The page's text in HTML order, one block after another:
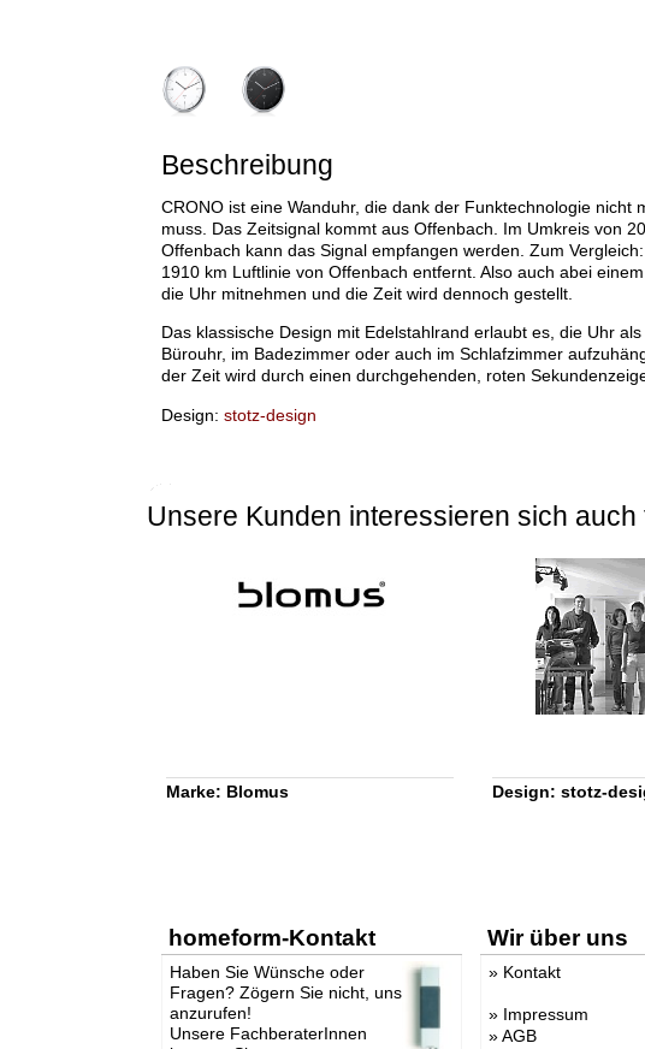
Beschreibung
CRONO ist eine Wanduhr, die dank der Funktechnologie nicht
muss. Das Zeitsignal kommt aus Offenbach. Im Umkreis von
Offenbach kann das Signal empfangen werden. Zum
1910 km Luftlinie von Offenbach entfernt. Also auch abei
die Uhr mitnehmen und die Zeit wird dennoch gestellt.
Das klassische Design mit Edelstahlrand erlaubt es, die Uhr
Bürouhr, im Badezimmer oder auch im Schlafzimmer
der Zeit wird durch einen durchgehenden, roten
Design: stotz-design
Unsere Kunden interessieren sich auch
Marke: Blomus Design: stotz-
homeform-Kontakt
Haben Sie Wünsche oder
Fragen? Zögern Sie nicht, uns
anzurufen!
Unsere FachberaterInnen
Wir über uns
» Kontakt
» Impressum
»AGB